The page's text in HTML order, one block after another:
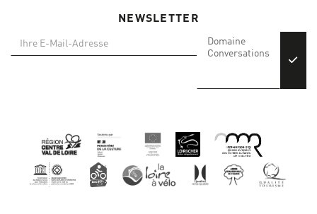
NEWSLETTER